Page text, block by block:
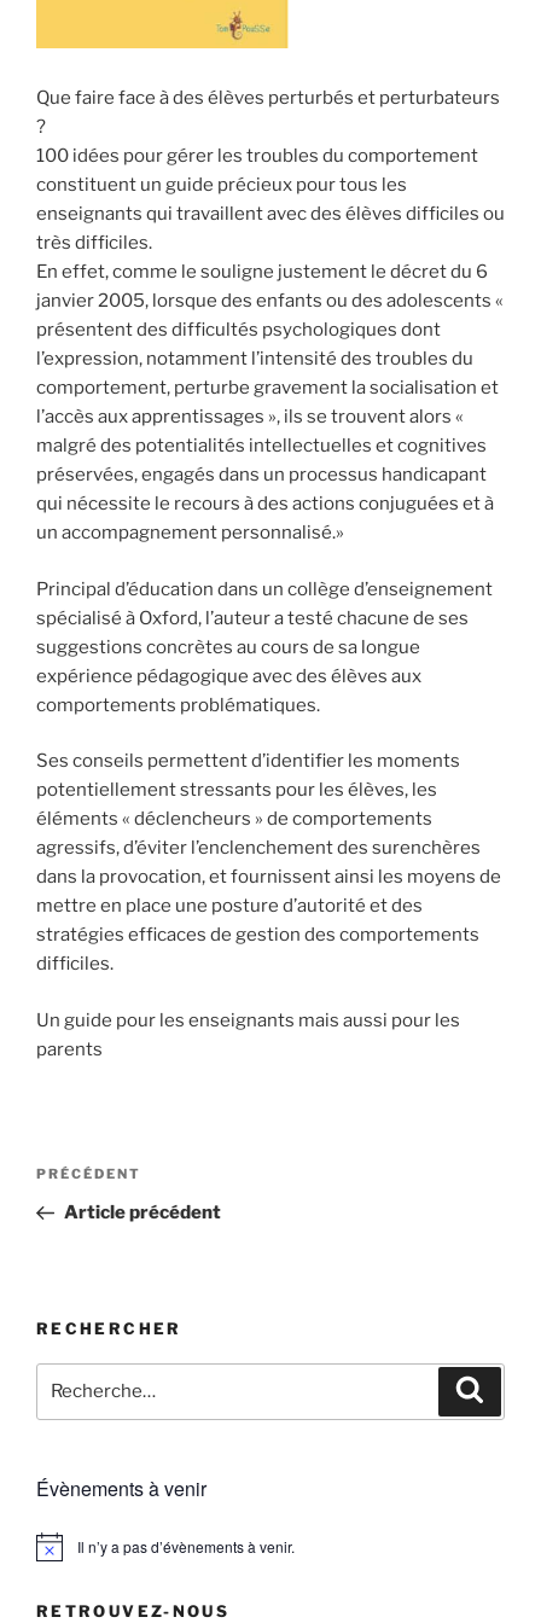
Que faire face à des élèves perturbés et perturbateurs
?
100 idées pour gérer les troubles du comportement
constituent un guide précieux pour tous les
enseignants qui travaillent avec des élèves difficiles ou
très difficiles.
En effet, comme le souligne justement le décret du 6
janvier 2005, lorsque des enfants ou des adolescents «
présentent des difficultés psychologiques dont
l’expression, notamment l’intensité des troubles du
comportement, perturbe gravement la socialisation et
l’accès aux apprentissages », ils se trouvent alors «
malgré des potentialités intellectuelles et cognitives
préservées, engagés dans un processus handicapant
qui nécessite le recours à des actions conjuguées et à
un accompagnement personnalisé.»
Principal d’éducation dans un collège d’enseignement
spécialisé à Oxford, l’auteur a testé chacune de ses
suggestions concrètes au cours de sa longue
expérience pédagogique avec des élèves aux
comportements problématiques.
Ses conseils permettent d’identifier les moments
potentiellement stressants pour les élèves, les
éléments « déclencheurs » de comportements
agressifs, d’éviter l’enclenchement des surenchères
dans la provocation, et fournissent ainsi les moyens de
mettre en place une posture d’autorité et des
stratégies efficaces de gestion des comportements
difficiles.
Un guide pour les enseignants mais aussi pour les
parents
Navigation
l’article
Article
précédent
PRÉCÉDENT
Article précédent
RECHERCHER
pour
Évènements à venir
N
i
Il n’y a pas d’évènements à venir.
RETROUVEZ-NOUS